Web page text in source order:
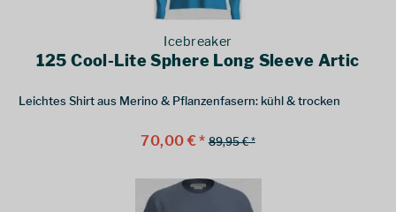
Icebreaker
125 Cool-Lite Sphere Long Sleeve Artic
Leichtes Shirt aus Merino & Pflanzenfasern: kühl & trocken
70,00 € * 89,95 € *